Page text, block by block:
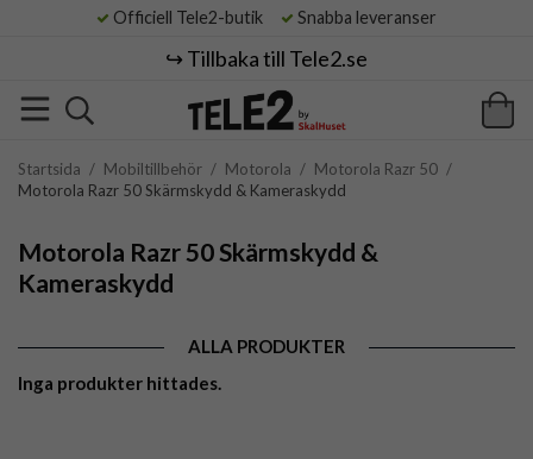
Officiell Tele2-butik Snabba leveranser
↪️ Tillbaka till Tele2.se
Startsida / Mobiltillbehör / Motorola / Motorola Razr 50 /
Motorola Razr 50 Skärmskydd & Kameraskydd
Motorola Razr 50 Skärmskydd &
Kameraskydd
ALLA PRODUKTER
Inga produkter hittades.